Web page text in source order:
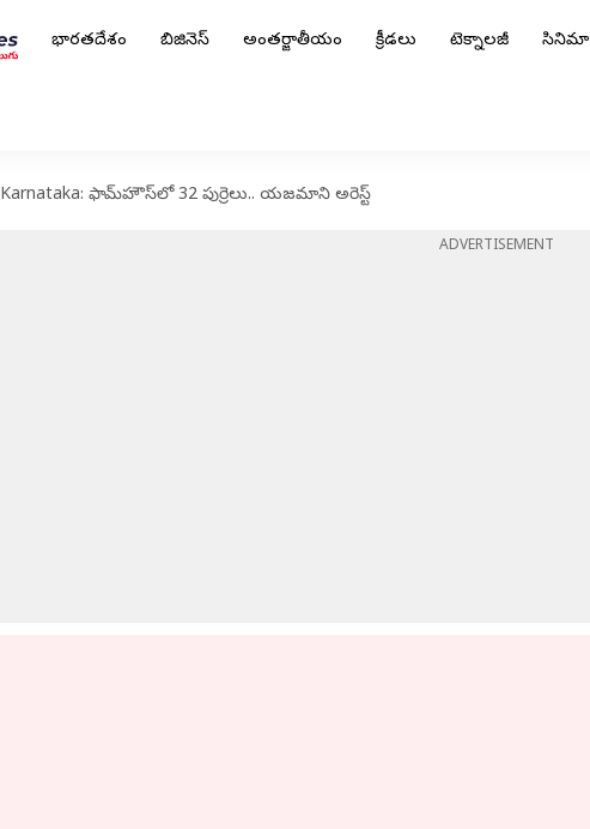
భారతదేశం బిజినెస్ అంతర్జాతీయం క్రీడలు టెక్నాలజీ సినిమా
Karnataka: ఫామ్‌హౌస్‌లో 32 పుర్రెలు.. యజమాని అరెస్ట్
ADVERTISEMENT